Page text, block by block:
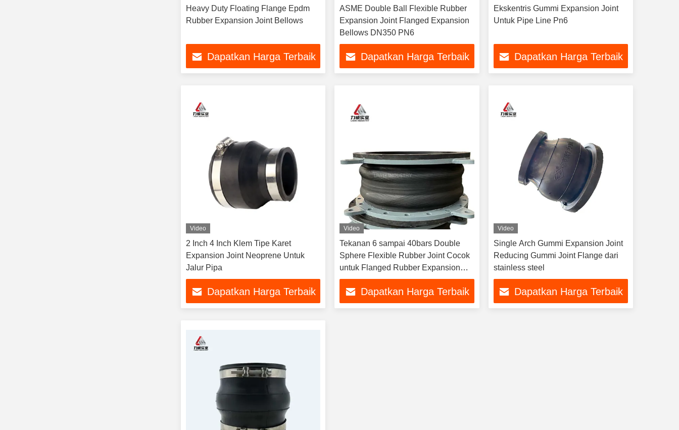
Heavy Duty Floating Flange Epdm
Rubber Expansion Joint Bellows
Dapatkan Harga Terbaik
ASME Double Ball Flexible Rubber
Expansion Joint Flanged Expansion
Bellows DN350 PN6
Dapatkan Harga Terbaik
Ekskentris Gummi Expansion Joint
Untuk Pipe Line Pn6
Dapatkan Harga Terbaik
Video
2 Inch 4 Inch Klem Tipe Karet
Expansion Joint Neoprene Untuk
Jalur Pipa
Dapatkan Harga Terbaik
Video
Tekanan 6 sampai 40bars Double
Sphere Flexible Rubber Joint Cocok
untuk Flanged Rubber Expansion
Joint
Dapatkan Harga Terbaik
Video
Single Arch Gummi Expansion Joint
Reducing Gummi Joint Flange dari
stainless steel
Dapatkan Harga Terbaik